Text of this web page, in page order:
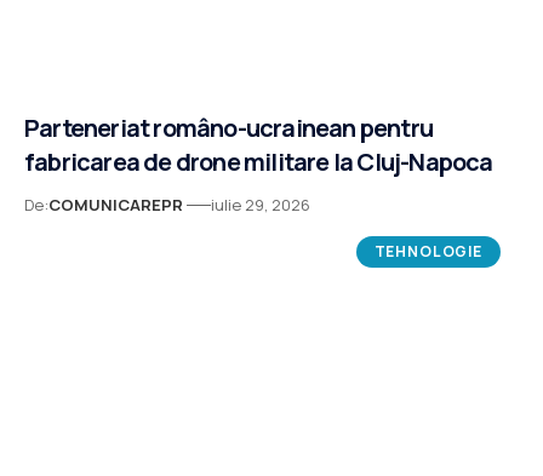
Parteneriat româno-ucrainean pentru
fabricarea de drone militare la Cluj-Napoca
De:COMUNICAREPR iulie 29, 2026
TEHNOLOGIE